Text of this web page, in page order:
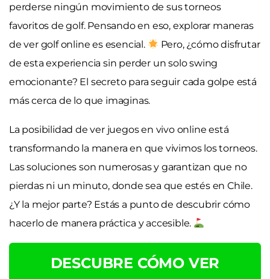
perderse ningún movimiento de sus torneos
favoritos de golf. Pensando en eso, explorar maneras
de ver golf online es esencial.
Pero, ¿cómo disfrutar
de esta experiencia sin perder un solo swing
emocionante? El secreto para seguir cada golpe está
más cerca de lo que imaginas.
La posibilidad de ver juegos en vivo online está
transformando la manera en que vivimos los torneos.
Las soluciones son numerosas y garantizan que no
pierdas ni un minuto, donde sea que estés en Chile.
¿Y la mejor parte? Estás a punto de descubrir cómo
hacerlo de manera práctica y accesible.
DESCUBRE CÓMO VER